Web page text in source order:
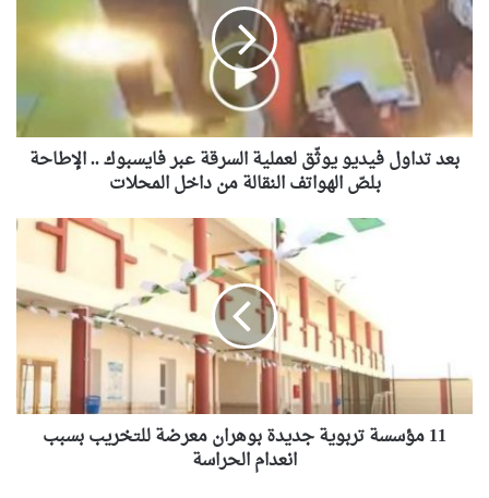
ت
د
ا
ف
م
ل
بعد تداول فيديو يوثّق لعملية السرقة عبر فايسبوك .. الإطاحة
بلصّ الهواتف النقالة من داخل المحلات
ت
ر
11 مؤسسة تربوية جديدة بوهران معرضة للتخريب بسبب
انعدام الحراسة